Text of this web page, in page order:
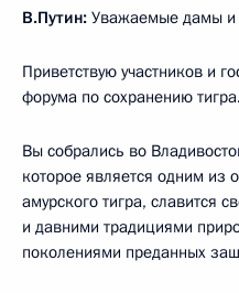
В.Путин: Уважаемые дамы и
Приветствую участников и
форума по сохранению тигра.
Вы собрались во
которое является одним из
амурского тигра, славится
и давними традициями
поколениями преданных